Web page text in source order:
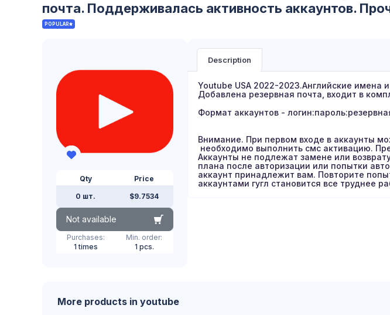
почта. Поддерживалась активность аккаунтов.
POPULAR
Qty
0 шт.
Price
$9.7534
Not available
Purchases:
1 times
Min. order:
1 pcs.
Description
Youtube USA 2022-2023.Английские
Добавлена резервная почта, входит в
Формат аккаунтов -
Внимание. При первом входе в аккаунты
необходимо выполнить смс активацию.
Аккаунты не подлежат замене или
плана после авторизации или попытки
аккаунт принадлежит вам. Повторите
аккаунтами гугл становится все труднее
More products in youtube